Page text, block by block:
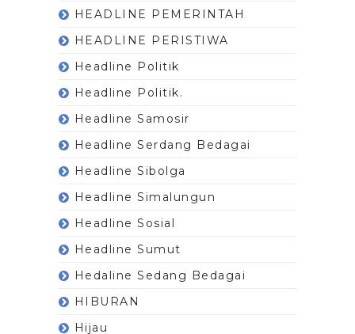
HEADLINE PEMERINTAH
HEADLINE PERISTIWA
Headline Politik
Headline Politik.
Headline Samosir
Headline Serdang Bedagai
Headline Sibolga
Headline Simalungun
Headline Sosial
Headline Sumut
Hedaline Sedang Bedagai
HIBURAN
Hijau